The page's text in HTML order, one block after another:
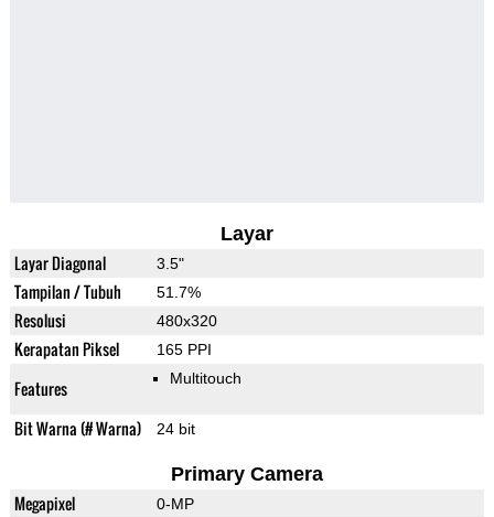
Layar
Layar Diagonal 3.5"
Tampilan / Tubuh 51.7%
Resolusi 480x320
Kerapatan Piksel 165 PPI
Features Multitouch
Bit Warna (# Warna) 24 bit
Primary Camera
Megapixel 0-MP